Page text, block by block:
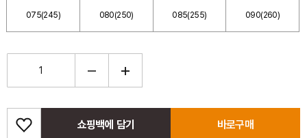
075(245) 080(250) 085(255) 090(260)
쇼핑백에 담기 바로구매